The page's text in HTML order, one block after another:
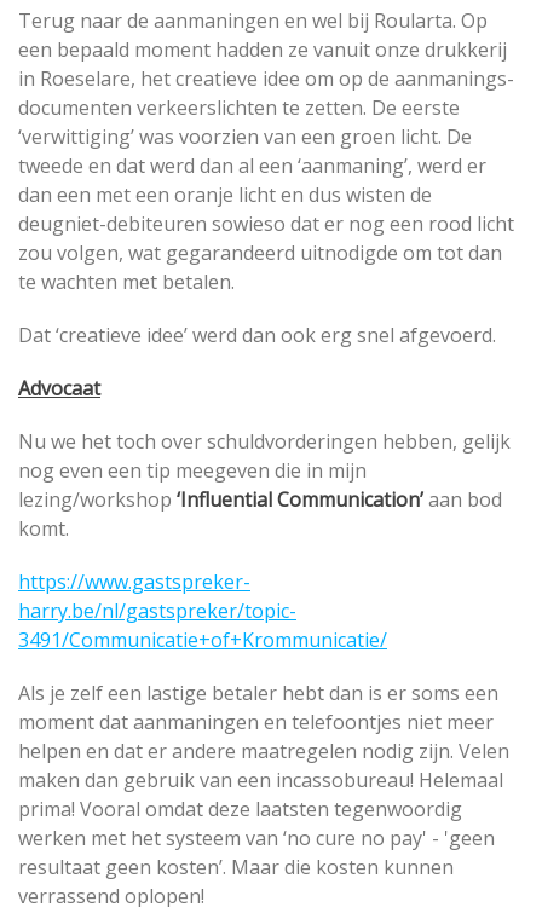
Terug naar de aanmaningen en wel bij Roularta. Op
een bepaald moment hadden ze vanuit onze drukkerij
in Roeselare, het creatieve idee om op de aanmanings-
documenten verkeerslichten te zetten. De eerste
‘verwittiging’ was voorzien van een groen licht. De
tweede en dat werd dan al een ‘aanmaning’, werd er
dan een met een oranje licht en dus wisten de
deugniet-debiteuren sowieso dat er nog een rood licht
zou volgen, wat gegarandeerd uitnodigde om tot dan
te wachten met betalen.
Dat ‘creatieve idee’ werd dan ook erg snel afgevoerd.
Advocaat
Nu we het toch over schuldvorderingen hebben, gelijk
nog even een tip meegeven die in mijn
lezing/workshop ‘Influential Communication’aan bod
komt.
https://www.gastspreker-
harry.be/nl/gastspreker/topic-
3491/Communicatie+of+Krommunicatie/
Als je zelf een lastige betaler hebt dan is er soms een
moment dat aanmaningen en telefoontjes niet meer
helpen en dat er andere maatregelen nodig zijn. Velen
maken dan gebruik van een incassobureau! Helemaal
prima! Vooral omdat deze laatsten tegenwoordig
werken met het systeem van ‘no cure no pay' - 'geen
resultaat geen kosten’. Maar die kosten kunnen
verrassend oplopen!